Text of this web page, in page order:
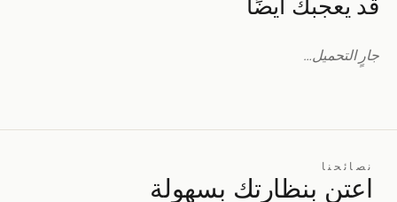
جارٍ التحميل…
نصائحنا
اعتنِ بنظارتك بسهولة